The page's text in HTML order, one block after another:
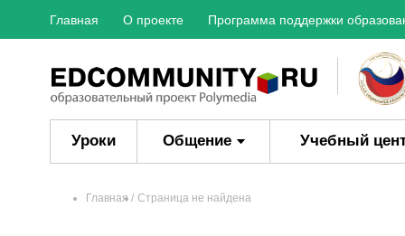
Главная О проекте Программа поддержки
Уроки Общение Учебный
Главная Страница не найдена